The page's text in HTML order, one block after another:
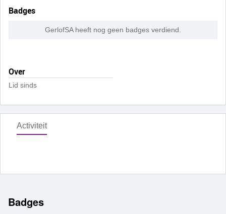
Badges
GerlofSA heeft nog geen badges verdiend.
Over
Lid sinds
Activiteit
Badges